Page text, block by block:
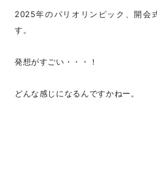
2025年のパリオリンピック、開会
す。
発想がすごい・・・！
どんな感じになるんですかねー。